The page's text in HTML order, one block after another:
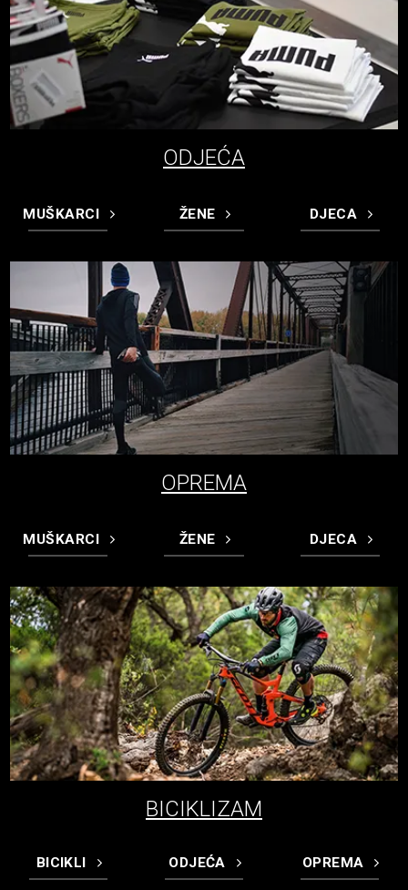
ODJEĆA
MUŠKARCI ŽENE DJECA
OPREMA
MUŠKARCI ŽENE DJECA
BICIKLIZAM
BICIKLI ODJEĆA OPREMA